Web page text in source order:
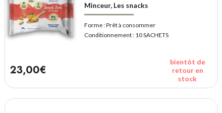
Minceur, Les snacks
Forme :Prêt à consommer
Conditionnement : 10 SACHETS
23,00€
bientôt de
retour en
stock